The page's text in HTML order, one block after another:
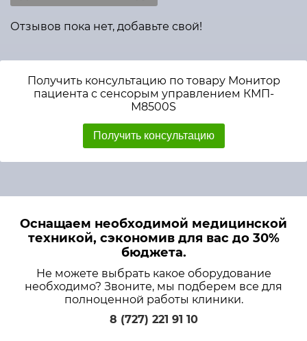
Отзывов пока нет, добавьте свой!
Получить консультацию по товару Монитор
пациента с сенсорым управлением КМП-
М8500S
Получить консультацию
Оснащаем необходимой медицинской
техникой, сэкономив для вас до 30%
бюджета.
Не можете выбрать какое оборудование
необходимо? Звоните, мы подберем все для
полноценной работы клиники.
8 (727) 221 91 10